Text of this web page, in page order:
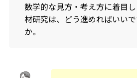
数学的な見方・考え方に着目
材研究は、どう進めればいい
か。